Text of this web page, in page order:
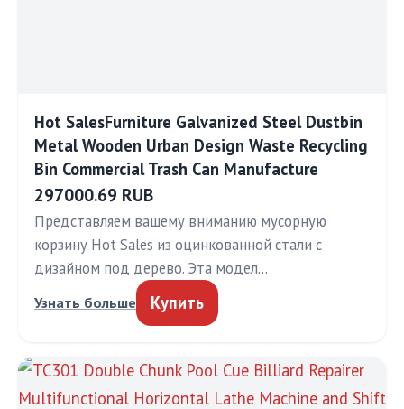
Hot SalesFurniture Galvanized Steel Dustbin
Metal Wooden Urban Design Waste Recycling
Bin Commercial Trash Can Manufacture
297000.69 RUB
Представляем вашему вниманию мусорную
корзину Hot Sales из оцинкованной стали с
дизайном под дерево. Эта модел…
Узнать больше Купить